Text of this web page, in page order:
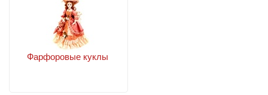
Фарфоровые куклы